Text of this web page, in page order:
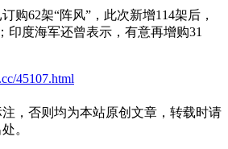
购62架“阵风”，此次新增114架后，
印度海军还曾表示，有意再增购31
45107.html
注，否则均为本站原创文章，转载时请
。